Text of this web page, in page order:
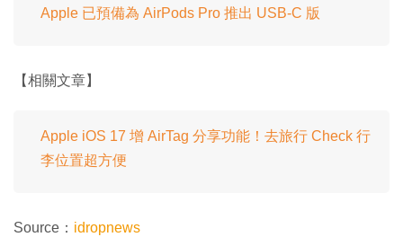
Apple 已預備為 AirPods Pro 推出 USB-C 版
【相關文章】
Apple iOS 17 增 AirTag 分享功能！去旅行 Check 行
李位置超方便
Source： idropnews